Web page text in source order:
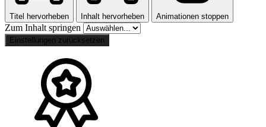
Titel hervorheben Inhalt hervorheben Animationen stoppen
Zum Inhalt springen
Einstellungen zurücksetzen